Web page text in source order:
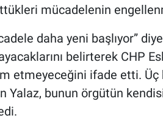
mücadelenin
daha yeni başlıyor”
belirterek CHP
etmeyeceğini ifade etti. Üç
Yalaz, bunun örgütün